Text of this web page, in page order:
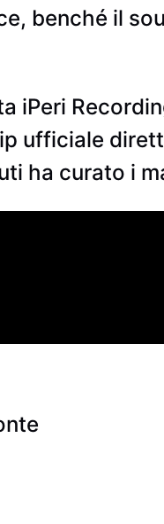
benché il
iPeri
ufficiale
ha curato i